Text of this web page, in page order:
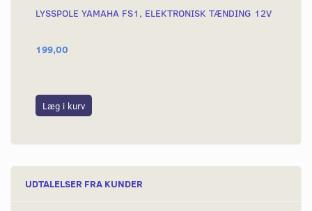
LYSSPOLE YAMAHA FS1, ELEKTRONISK TÆNDING 12V
199,00
Læg i kurv
UDTALELSER FRA KUNDER